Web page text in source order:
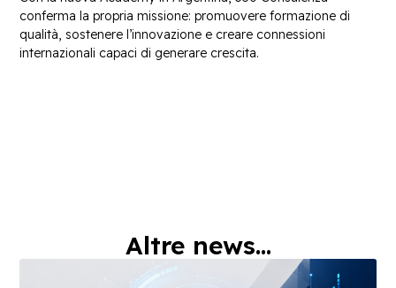
conferma la propria missione: promuovere formazione di
qualità, sostenere l’innovazione e creare connessioni
internazionali capaci di generare crescita.
Altre news...